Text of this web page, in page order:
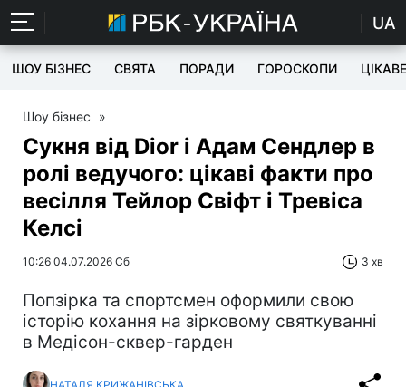
UA
ШОУ БІЗНЕС СВЯТА ПОРАДИ ГОРОСКОПИ ЦІКАВЕ
Шоу бізнес »
Сукня від Dior і Адам Сендлер в
ролі ведучого: цікаві факти про
весілля Тейлор Свіфт і Тревіса
Келсі
10:26 04.07.2026 Сб 3 хв
Попзірка та спортсмен оформили свою
історію кохання на зірковому святкуванні
в Медісон-сквер-гарден
НАТАЛЯ КРИЖАНІВСЬКА